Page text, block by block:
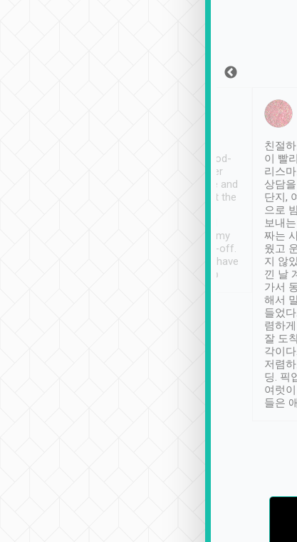
service, vehicles in good-
condition and the driver
service was awesome and
thoughtful. Driver went the
have safely arrived at my
destination after drop-off.
Definitely something I have
not seen elsewhere 👍
친절
이 빨
리스
상담
단지,
으로
보내
짜는
웠고
지 않
낀 날
가서
해서
들었
렴하
잘 도
각이
저렴
딩. 픽
여럿
들은